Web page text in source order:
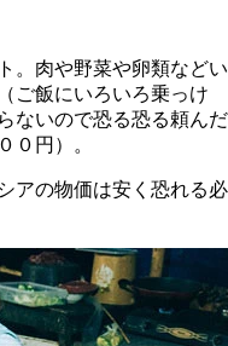
。肉や野菜や卵類などい
ご飯にいろいろ乗っけ
ないので恐る恐る頼んだ
０円）。
アの物価は安く恐れる必